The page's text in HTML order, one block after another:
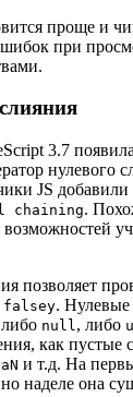
проще и
при
3.7
нулевого
JS
chaining.
возможностей
позволяет
falsey. Нулевые
null, либо
как пустые
и т.д. На
наделе она